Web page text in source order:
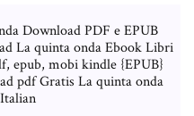
Download PDF e EPUB
La quinta onda Ebook Libri
epub, mobi kindle {EPUB}
pdf Gratis La quinta onda